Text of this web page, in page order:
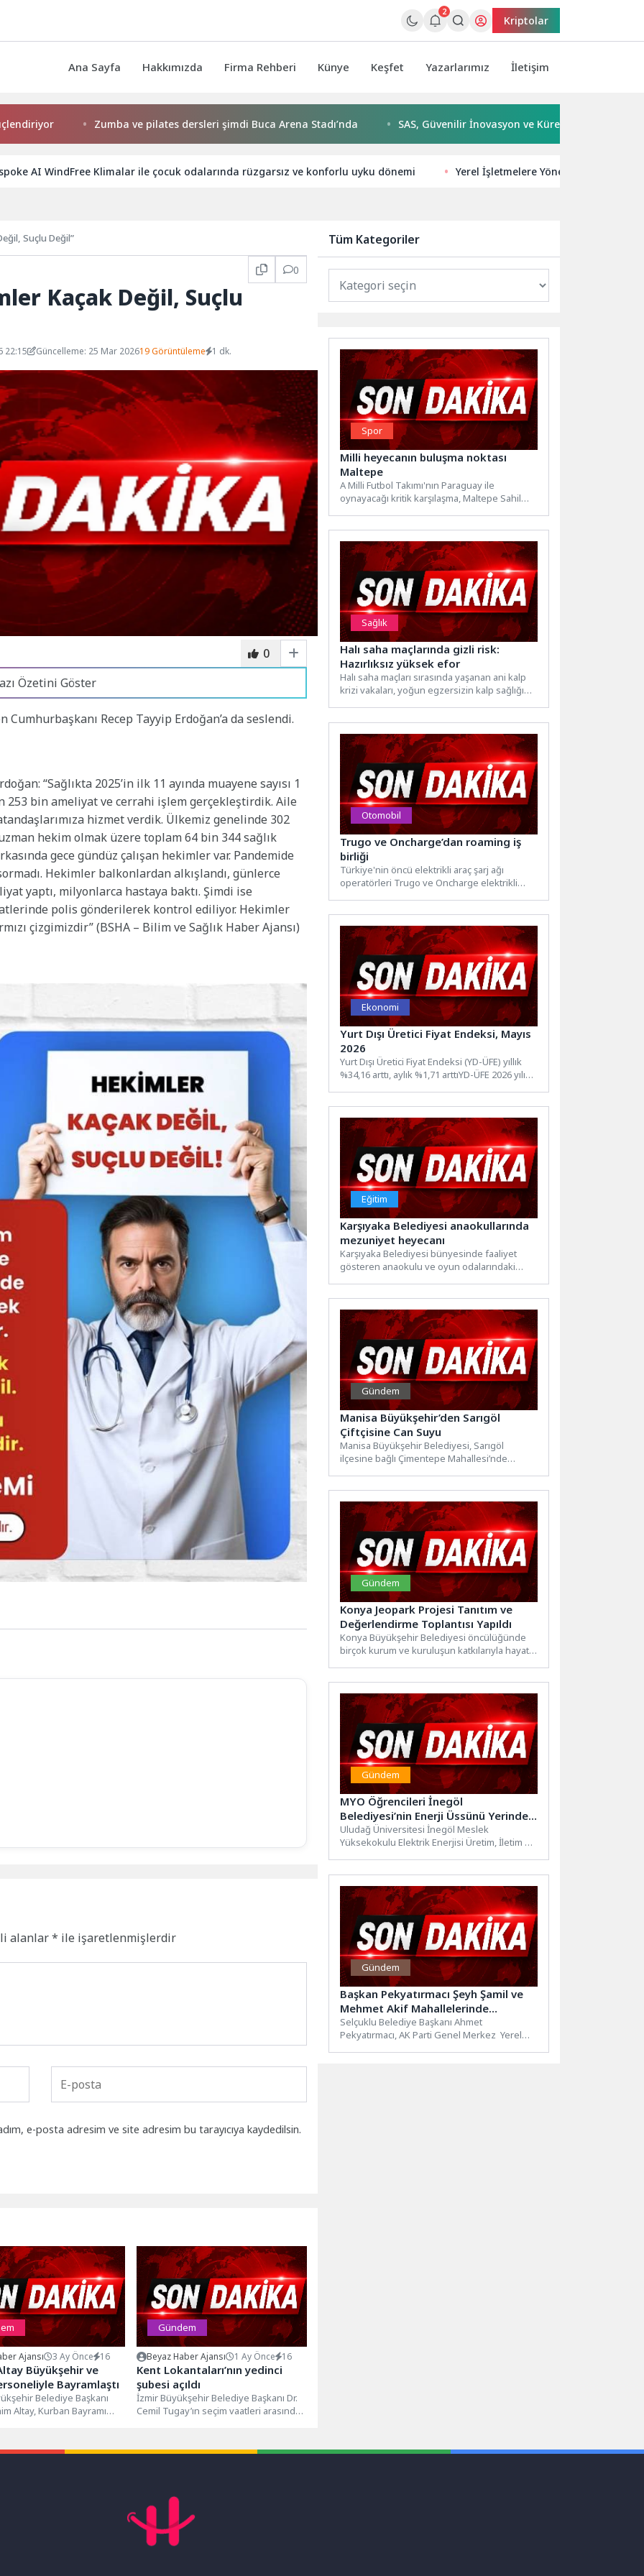
2
Kriptolar
Ana Sayfa Hakkımızda Firma Rehberi Künye Keşfet Yazarlarımız İletişim
Zumba ve pilates dersleri şimdi Buca Arena Stadı’nda SAS, Güvenilir İnovasyon ve Küresel Etkiyle Dolu 50 Yılı Geride
AI WindFree Klimalar ile çocuk odalarında rüzgarsız ve konforlu uyku dönemi Yerel İşletmelere Yönelik Modern SEO
Suçlu Değil”
0
Kaçak Değil, Suçlu
22:15 Güncelleme: 25 Mar 202619 Görüntüleme 1 dk.
0
Özetini Göster
Recep Tayyip Erdoğan’a da seslendi.
“Sağlıkta 2025’in ilk 11 ayında muayene sayısı 1
253 bin ameliyat ve cerrahi işlem gerçekleştirdik. Aile
hizmet verdik. Ülkemiz genelinde 302
hekim olmak üzere toplam 64 bin 344 sağlık
gece gündüz çalışan hekimler var. Pandemide
Hekimler balkonlardan alkışlandı, günlerce
yaptı, milyonlarca hastaya baktı. Şimdi ise
polis gönderilerek kontrol ediliyor. Hekimler
çizgimizdir” (BSHA – Bilim ve Sağlık Haber Ajansı)
alanlar* ile işaretlenmişlerdir
e-posta adresim ve site adresim bu tarayıcıya kaydedilsin.
Ajansı 3 Ay Önce 16
Büyükşehir ve
Bayramlaştı
Belediye Başkanı
Altay, Kurban Bayramı
Gündem
Beyaz Haber Ajansı 1 Ay Önce 16
Kent Lokantaları’nın yedinci
şubesi açıldı
İzmir Büyükşehir Belediye Başkanı Dr.
Cemil Tugay’ın seçim vaatleri arasında
Tüm Kategoriler
Spor
Milli heyecanın buluşma noktası
Maltepe
A Milli Futbol Takımı'nın Paraguay ile
oynayacağı kritik karşılaşma, Maltepe Sahil
Sağlık
Halı saha maçlarında gizli risk:
Hazırlıksız yüksek efor
Halı saha maçları sırasında yaşanan ani kalp
krizi vakaları, yoğun egzersizin kalp sağlığı
Otomobil
Trugo ve Oncharge’dan roaming iş
birliği
Türkiye'nin öncü elektrikli araç şarj ağı
operatörleri Trugo ve Oncharge elektrikli
Ekonomi
Yurt Dışı Üretici Fiyat Endeksi, Mayıs
2026
Yurt Dışı Üretici Fiyat Endeksi (YD-ÜFE) yıllık
%34,16 arttı, aylık %1,71 arttıYD-ÜFE 2026 yılı
Eğitim
Karşıyaka Belediyesi anaokullarında
mezuniyet heyecanı
Karşıyaka Belediyesi bünyesinde faaliyet
gösteren anaokulu ve oyun odalarındaki
Gündem
Manisa Büyükşehir’den Sarıgöl
Çiftçisine Can Suyu
Manisa Büyükşehir Belediyesi, Sarıgöl
ilçesine bağlı Çimentepe Mahallesi’nde
Gündem
Konya Jeopark Projesi Tanıtım ve
Değerlendirme Toplantısı Yapıldı
Konya Büyükşehir Belediyesi öncülüğünde
birçok kurum ve kuruluşun katkılarıyla hayata
Gündem
MYO Öğrencileri İnegöl
Belediyesi’nin Enerji Üssünü Yerinde
İnceledi
Uludağ Üniversitesi İnegöl Meslek
Yüksekokulu Elektrik Enerjisi Üretim, İletim ve
Gündem
Başkan Pekyatırmacı Şeyh Şamil ve
Mehmet Akif Mahallelerinde
Vatandaşların Sorularını Cevapladı
Selçuklu Belediye Başkanı Ahmet
Pekyatırmacı, AK Parti Genel Merkez Yerel